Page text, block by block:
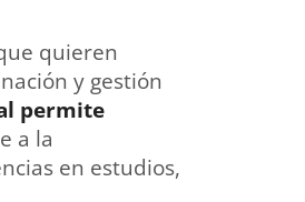
quieren
y gestión
permite
a la
en estudios,